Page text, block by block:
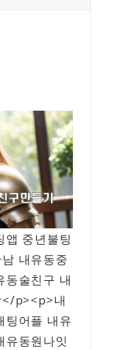
중년불팅
내유동중
동술친구 내
</p><p>내
팅어플 내유
유동원나잇